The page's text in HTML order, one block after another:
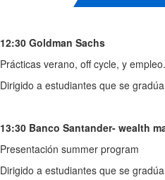
12:30 Goldman Sachs
Prácticas verano, off cycle, y empleo.
Dirigido a estudiantes que se
13:30 Banco Santander- wealth
Presentación summer program
Dirigido a estudiantes que se